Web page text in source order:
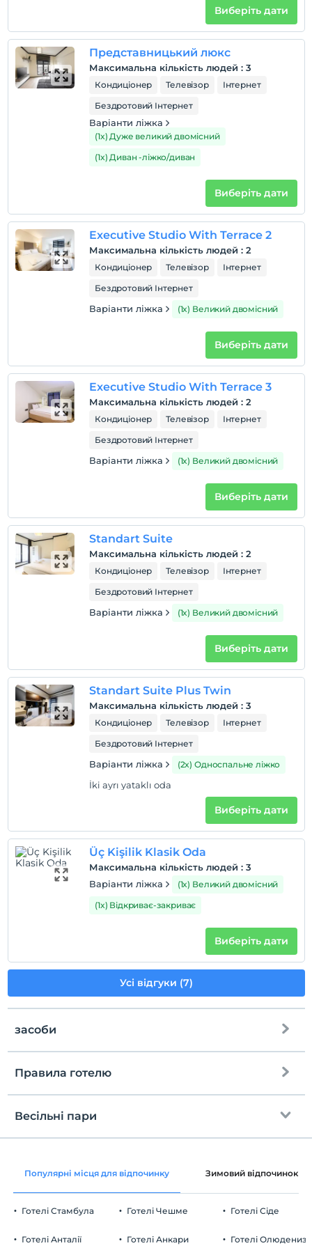
Виберіть дати
Представницький люкс
Максимальна кількість людей : 3
Кондиціонер Телевізор
Інтернет
Бездротовий Інтернет
Варіанти ліжка
(1x) Дуже великий двомісний
(1x) Диван -ліжко/диван
Виберіть дати
Executive Studio With Terrace 2
Максимальна кількість людей : 2
Кондиціонер Телевізор
Інтернет
Бездротовий Інтернет
Варіанти ліжка (1x) Великий двомісний
Виберіть дати
Executive Studio With Terrace 3
Максимальна кількість людей : 2
Кондиціонер Телевізор
Інтернет
Бездротовий Інтернет
Варіанти ліжка (1x) Великий двомісний
Виберіть дати
Standart Suite
Максимальна кількість людей : 2
Кондиціонер Телевізор
Інтернет
Бездротовий Інтернет
Варіанти ліжка (1x) Великий двомісний
Виберіть дати
Standart Suite Plus Twin
Максимальна кількість людей : 3
Кондиціонер Телевізор
Інтернет
Бездротовий Інтернет
Варіанти ліжка (2x) Односпальне ліжко
İki ayrı yataklı oda
Виберіть дати
Üç Kişilik Klasik Oda
Максимальна кількість людей : 3
Варіанти ліжка
(1x) Великий двомісний
(1x) Відкриває-закриває
Виберіть дати
Усі відгуки (7)
засоби
Правила готелю
перевірь
En erken saat 14:00 ve sonrası
Перевірити
домашня тварина
кімнати для некурців
дітей
Весільні пари
Кошик з фруктами в кімнаті
Популярні місця для відпочинку Зимовий відпочинок
Готелі Стамбула
Готелі Анталії
Готелі Чешме
Готелі Анкари
Готелі Сіде
Готелі Олюдениза